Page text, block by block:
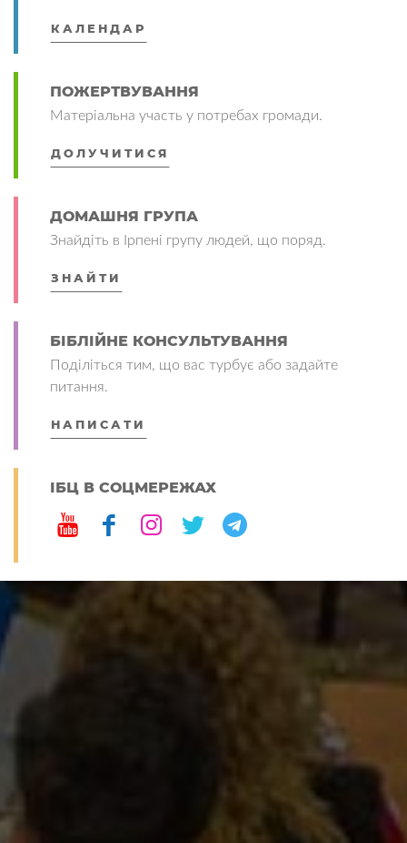
КАЛЕНДАР
ПОЖЕРТВУВАННЯ
Матеріальна участь у потребах громади.
ДОЛУЧИТИСЯ
ДОМАШНЯ ГРУПА
Знайдіть в Ірпені групу людей, що поряд.
ЗНАЙТИ
БІБЛІЙНЕ КОНСУЛЬТУВАННЯ
Поділіться тим, що вас турбує або задайте
питання.
НАПИСАТИ
ІБЦ В СОЦМЕРЕЖАХ